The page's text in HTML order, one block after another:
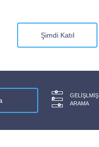
Şimdi Katıl
GELIŞLMIŞ
ARAMA